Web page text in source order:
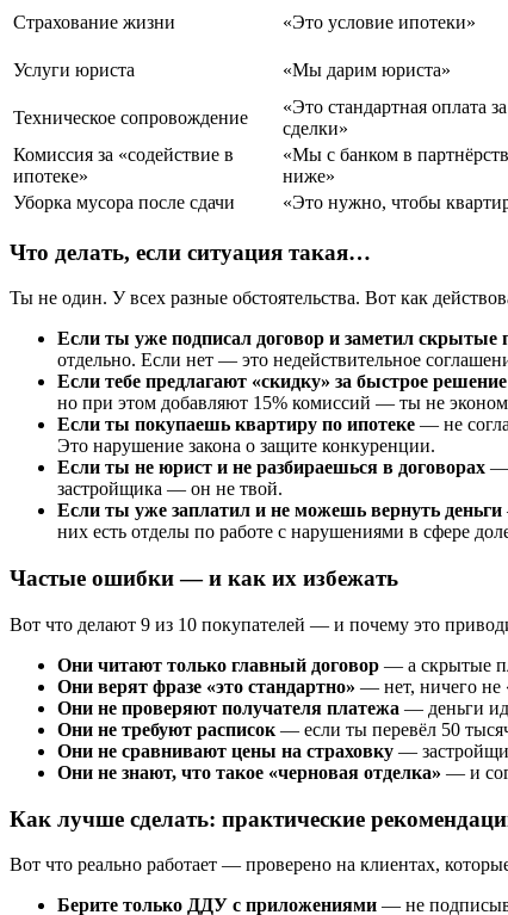
Страхование жизни «Это условие ипотеки»
Услуги юриста «Мы дарим юриста»
Техническое сопровождение
«Это стандартная оплата
сделки»
Комиссия за «содействие в
ипотеке»
«Мы с банком в
ниже»
Уборка мусора после сдачи
«Это нужно, чтобы
Что делать, если ситуация такая…
Ты не один. У всех разные обстоятельства. Вот как
Если ты уже подписал договор и заметил скрытые
отдельно. Если нет — это недействительное
Если тебе предлагают «скидку» за быстрое решение
но при этом добавляют 15% комиссий — ты не
Если ты покупаешь квартиру по ипотеке — не
Это нарушение закона о защите конкуренции.
Если ты не юрист и не разбираешься в договорах —
застройщика — он не твой.
Если ты уже заплатил и не можешь вернуть деньги
них есть отделы по работе с нарушениями в сфере
Частые ошибки — и как их избежать
Вот что делают 9 из 10 покупателей — и почему это
Они читают только главный договор — а скрытые
Они верят фразе «это стандартно» — нет, ничего не
Они не проверяют получателя платежа — деньги
Они не требуют расписок — если ты перевёл 50
Они не сравнивают цены на страховку —
Они не знают, что такое «черновая отделка» — и
Как лучше сделать: практические
Вот что реально работает — проверено на клиентах,
Берите только ДДУ с приложениями — не